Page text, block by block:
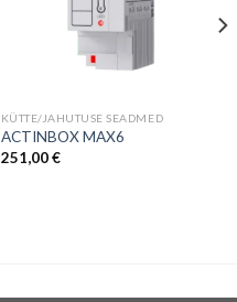
KÜTTE/JAHUTUSE SEADMED
ACTINBOX MAX6
251,00€